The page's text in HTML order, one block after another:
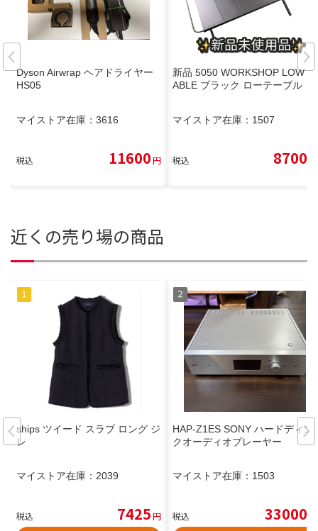
Dyson Airwrap ヘアドライヤー
HS05
マイストア在庫： 3616
税込 11600円
新品 5050 WORKSHOP LOW T
ABLE ブラック ローテーブル
マイストア在庫： 1507
税込 8700
近くの売り場の商品
ships ツイード スラブ ロング ジ
レ
マイストア在庫： 2039
税込 7425円
HAP-Z1ES SONY ハードディス
クオーディオプレーヤー
マイストア在庫： 1503
税込 33000